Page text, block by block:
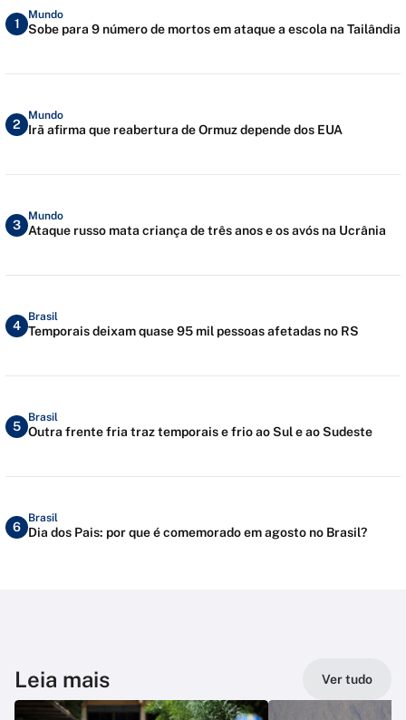
1
Mundo
Sobe para 9 número de mortos em ataque a escola na Tailândia
2
Mundo
Irã afirma que reabertura de Ormuz depende dos EUA
3
Mundo
Ataque russo mata criança de três anos e os avós na Ucrânia
4
Brasil
Temporais deixam quase 95 mil pessoas afetadas no RS
5
Brasil
Outra frente fria traz temporais e frio ao Sul e ao Sudeste
6
Brasil
Dia dos Pais: por que é comemorado em agosto no Brasil?
Leia mais Ver tudo